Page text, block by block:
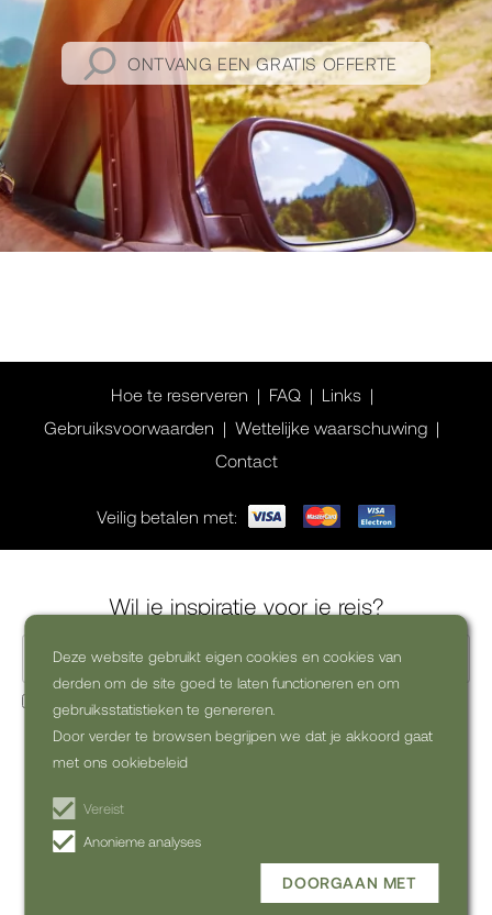
Deze website gebruikt eigen cookies en cookies van
derden om de site goed te laten functioneren en om
gebruiksstatistieken te genereren.
Door verder te browsen begrijpen we dat je akkoord gaat
met ons ookiebeleid
Vereist
Anonieme analyses
DOORGAAN MET
ONTVANG EEN GRATIS OFFERTE
Hoe te reserveren FAQ
Links
Gebruiksvoorwaarden
Wettelijke waarschuwing
Contact
Veilig betalen met:
Wil je inspiratie voor je reis?
Ja, ik wil graag commerciële nieuwsbrieven ontvangen
(uitschrijven kan altijd)
ABONNEREN OP DE